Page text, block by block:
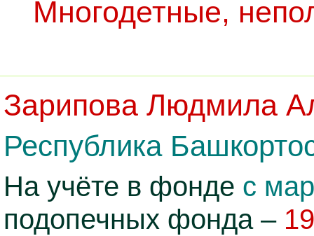
Многодетные,
Зарипова Людмила
Республика
На учёте в фонде с
подопечных фонда –